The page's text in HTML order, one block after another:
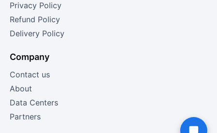
Privacy Policy
Refund Policy
Delivery Policy
Company
Contact us
About
Data Centers
Partners